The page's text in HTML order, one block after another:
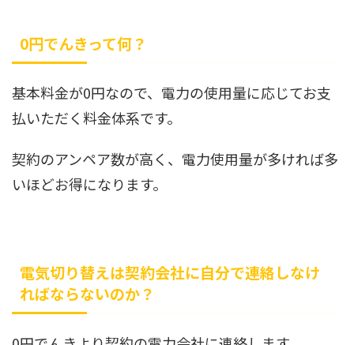
0円でんきって何？
基本料金が0円なので、電力の使用量に応じてお支
払いただく料金体系です。
契約のアンペア数が高く、電力使用量が多ければ多
いほどお得になります。
電気切り替えは契約会社に自分で連絡しなけ
ればならないのか？